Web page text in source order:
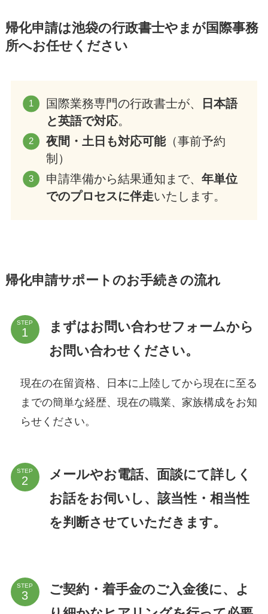
帰化申請は池袋の行政書士やまが国際事務
所へお任せください
国際業務専門の行政書士が、
日本語
と英語で対応。
夜間・土日も対応可能（事前予約
制）
申請準備から結果通知まで、年単位
でのプロセスに伴走いたします。
帰化申請サポートのお手続きの流れ
STEP
まずはお問い合わせフォームから
お問い合わせください。
現在の在留資格、日本に上陸してから現在に至る
までの簡単な経歴、現在の職業、家族構成をお知
らせください。
STEP
メールやお電話、面談にて詳しく
お話をお伺いし、該当性・相当性
を判断させていただきます。
STEP
ご契約・着手金のご入金後に、よ